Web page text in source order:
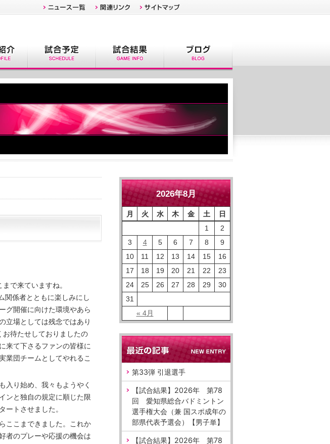
で来ていますね。
関係者とともに楽しみにし
グ開催に向けた環境やあら
立場としては残念ではあり
お待たせしておりましたの
来て下さるファンの皆様に
業団チームとしてやれるこ
入り始め、我々もようやく
ンと独自の規定に順じた限
ートさせました。
ここまできました。これか
者のプレーや応援の機会は
2026年8月
月 火 水 木 金 土 日
« 4月
1
2
3
4 5 6 7 8
9
10
11 12 13 14 15
16
17
18 19 20 21 22
23
24
25 26 27 28 29
30
31
第33弾 引退選手
【試合結果】2026年 第78
回 愛知県総合バドミントン
選手権大会（兼 国スポ成年の
部県代表予選会）【男子単】
【試合結果】2026年 第78